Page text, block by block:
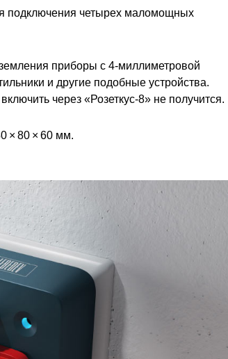
подключения четырех маломощных
приборы с 4-миллиметровой
и другие подобные устройства.
через «Розеткус-8» не получится.
× 80 × 60 мм.